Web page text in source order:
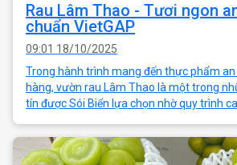
Rau Lâm Thao - Tươi ngon
chuẩn VietGAP
09:01 18/10/2025
Trong hành trình mang đến thực phẩm
hàng, vườn rau Lâm Thao là một trong
tín được Sói Biển lựa chọn nhờ quy trình